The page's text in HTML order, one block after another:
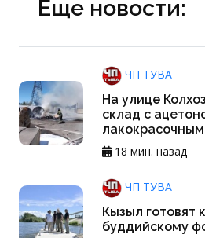
Еще новости:
ЧП ТУВА
На улице
склад с
18 мин. назад
ЧП ТУВА
Кызыл
буддийскому